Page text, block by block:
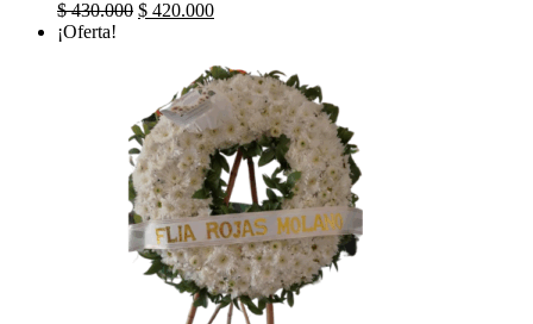
$430.000 El
$ 430.000.
$ 420.000El
es:
$ 420.000.
¡Oferta!